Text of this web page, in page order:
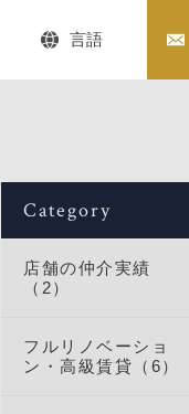
言語
Category
店舗の仲介実績
（2）
フルリノベーショ
ン・高級賃貸（6）